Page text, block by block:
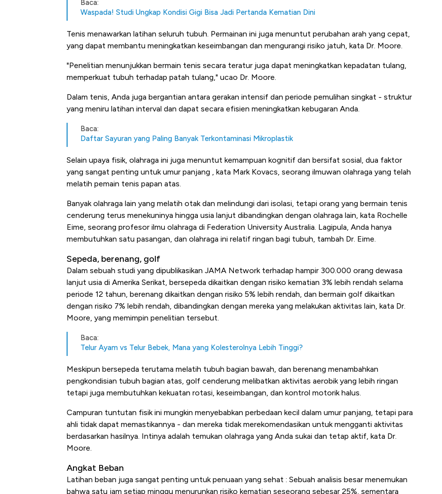
Baca:
Waspada! Studi Ungkap Kondisi Gigi Bisa Jadi Pertanda Kematian Dini
Tenis menawarkan latihan seluruh tubuh. Permainan ini juga menuntut perubahan arah yang cepat,
yang dapat membantu meningkatkan keseimbangan dan mengurangi risiko jatuh, kata Dr. Moore.
"Penelitian menunjukkan bermain tenis secara teratur juga dapat meningkatkan kepadatan tulang,
memperkuat tubuh terhadap patah tulang," ucao Dr. Moore.
Dalam tenis, Anda juga bergantian antara gerakan intensif dan periode pemulihan singkat - struktur
yang meniru latihan interval dan dapat secara efisien meningkatkan kebugaran Anda.
Baca:
Daftar Sayuran yang Paling Banyak Terkontaminasi Mikroplastik
Selain upaya fisik, olahraga ini juga menuntut kemampuan kognitif dan bersifat sosial, dua faktor
yang sangat penting untuk umur panjang , kata Mark Kovacs, seorang ilmuwan olahraga yang telah
melatih pemain tenis papan atas.
Banyak olahraga lain yang melatih otak dan melindungi dari isolasi, tetapi orang yang bermain tenis
cenderung terus menekuninya hingga usia lanjut dibandingkan dengan olahraga lain, kata Rochelle
Eime, seorang profesor ilmu olahraga di Federation University Australia. Lagipula, Anda hanya
membutuhkan satu pasangan, dan olahraga ini relatif ringan bagi tubuh, tambah Dr. Eime.
Sepeda, berenang, golf
Dalam sebuah studi yang dipublikasikan JAMA Network terhadap hampir 300.000 orang dewasa
lanjut usia di Amerika Serikat, bersepeda dikaitkan dengan risiko kematian 3% lebih rendah selama
periode 12 tahun, berenang dikaitkan dengan risiko 5% lebih rendah, dan bermain golf dikaitkan
dengan risiko 7% lebih rendah, dibandingkan dengan mereka yang melakukan aktivitas lain, kata Dr.
Moore, yang memimpin penelitian tersebut.
Baca:
Telur Ayam vs Telur Bebek, Mana yang Kolesterolnya Lebih Tinggi?
Meskipun bersepeda terutama melatih tubuh bagian bawah, dan berenang menambahkan
pengkondisian tubuh bagian atas, golf cenderung melibatkan aktivitas aerobik yang lebih ringan
tetapi juga membutuhkan kekuatan rotasi, keseimbangan, dan kontrol motorik halus.
Campuran tuntutan fisik ini mungkin menyebabkan perbedaan kecil dalam umur panjang, tetapi para
ahli tidak dapat memastikannya - dan mereka tidak merekomendasikan untuk mengganti aktivitas
berdasarkan hasilnya. Intinya adalah temukan olahraga yang Anda sukai dan tetap aktif, kata Dr.
Moore.
Angkat Beban
Latihan beban juga sangat penting untuk penuaan yang sehat : Sebuah analisis besar menemukan
bahwa satu jam setiap minggu menurunkan risiko kematian seseorang sebesar 25%, sementara